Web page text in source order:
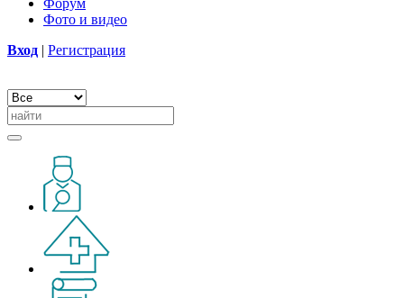
Форум
Фото и видео
Вход | Регистрация